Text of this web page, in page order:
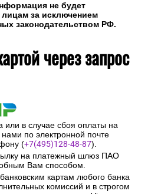
не будет
за исключением
законодательством РФ.
через запрос
в случае сбоя оплаты на
по электронной почте
(+7(495)128-48-87).
на платежный шлюз ПАО
Вам способом.
картам любого банка
комиссий и в строгом